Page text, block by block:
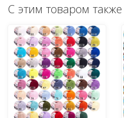
С этим товаром